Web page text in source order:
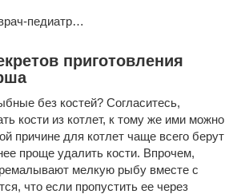
педиатр…
приготовления
без костей? Согласитесь,
кости из котлет, к тому же ими можно
причине для котлет чаще всего берут
проще удалить кости. Впрочем,
мелкую рыбу вместе с
что если пропустить ее через